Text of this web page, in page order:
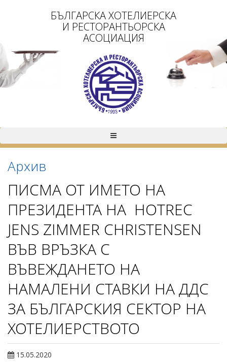
БЪЛГАРСКА ХОТЕЛИЕРСКА
И РЕСТОРАНТЬОРСКА
АСОЦИАЦИЯ
Архив
ПИСМА ОТ ИМЕТО НА
ПРЕЗИДЕНТА НА HOTREC
JENS ZIMMER CHRISTENSEN
ВЪВ ВРЪЗКА С
ВЪВЕЖДАНЕТО НА
НАМАЛЕНИ СТАВКИ НА ДДС
ЗА БЪЛГАРСКИЯ СЕКТОР НА
ХОТЕЛИЕРСТВОТО
15.05.2020